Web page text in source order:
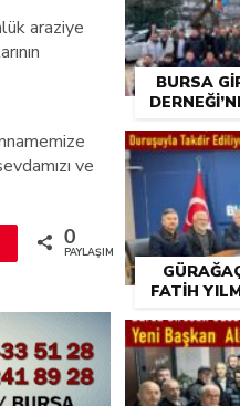
araziye
ve
0
PAYLAŞIMLAR
BURSA
FATIH